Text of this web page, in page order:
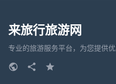
来旅行旅游网
专业的旅游服务平台，为您提供优